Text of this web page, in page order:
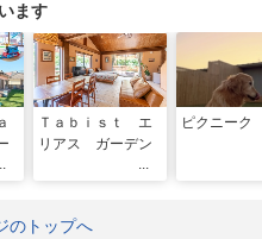
ます
Ｔａｂｉｓｔ エ
リアス ガーデン
ピクニーク
のトップへ